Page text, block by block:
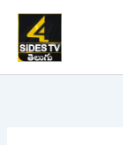
Skip
content